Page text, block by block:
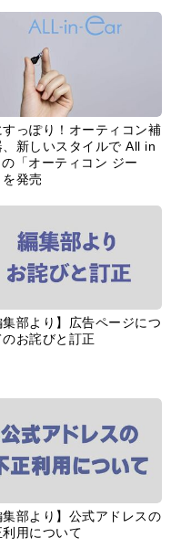
すっぽり！オーティコン補
、新しいスタイルで All in
「オーティコン ジー
を発売
集部より】広告ページにつ
のお詫びと訂正
集部より】公式アドレスの
用について